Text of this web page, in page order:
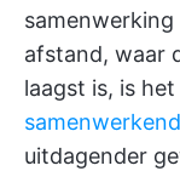
afstand, waar
laagst is, is
uitdagender